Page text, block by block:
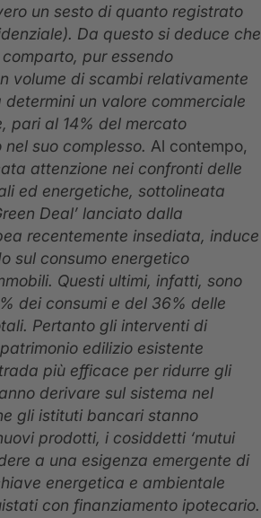
un sesto di quanto registrato
Da questo si deduce che
pur essendo
volume di scambi relativamente
un valore commerciale
pari al 14% del mercato
suo complesso. Al contempo,
attenzione nei confronti delle
ed energetiche, sottolineata
Deal’ lanciato dalla
recentemente insediata, induce
sul consumo energetico
Questi ultimi, infatti, sono
dei consumi e del 36% delle
Pertanto gli interventi di
edilizio esistente
più efficace per ridurre gli
derivare sul sistema nel
gli istituti bancari stanno
prodotti, i cosiddetti ‘mutui
a una esigenza emergente di
energetica e ambientale
con finanziamento ipotecario.